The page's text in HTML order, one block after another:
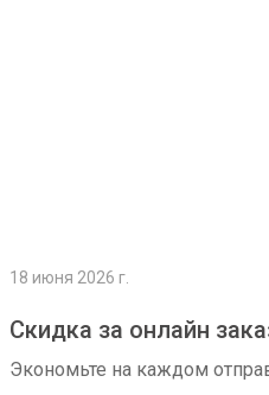
18 июня 2026 г.
Скидка за онлайн
Экономьте на каждом